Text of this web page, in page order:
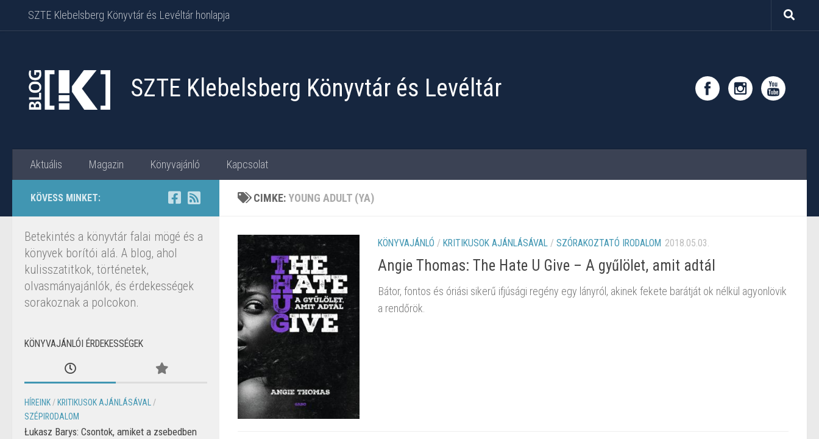
Skip to content
SZTE Klebelsberg Könyvtár és Levéltár honlapja
SZTE Klebelsberg Könyvtár és Levéltár
Aktuális Magazin Könyvajánló Kapcsolat
CIMKE: YOUNG ADULT (YA)
KÖNYVAJÁNLÓ / KRITIKUSOK AJÁNLÁSÁVAL / SZÓRAKOZTATÓ IRODALOM 2018.05.03.
Angie Thomas: The Hate U Give – A gyűlölet, amit adtál
Bátor, fontos és óriási sikerű ifjúsági regény egy lányról, akinek fekete barátját ok nélkül agyonlövik
a rendőrök.
KÖVESS MINKET:
Betekintés a könyvtár falai mögé és a
könyvek borítói alá. A blog, ahol
kulisszatitkok, történetek,
olvasmányajánlók, és érdekességek
sorakoznak a polcokon.
KÖNYVAJÁNLÓI ÉRDEKESSÉGEK
HÍREINK / KRITIKUSOK AJÁNLÁSÁVAL
/
SZÉPIRODALOM
Łukasz Barys: Csontok, amiket a zsebedben